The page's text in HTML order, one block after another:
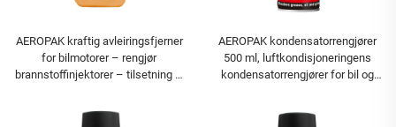
AEROPAK kraftig avleiringsfjerner
for bilmotorer – rengjør
brannstoffinjektorer – tilsetning til
AEROPAK kondensatorrengjører
500 ml, luftkondisjoneringens
kondensatorrengjører for bil og